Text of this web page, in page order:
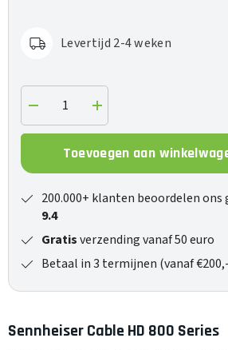
Levertijd 2-4 weken
Verlaag
de
hoeveelheid
HD
Series
Verhoog
de
hoeveelheid
Cable
HD
Series
Toevoegen aan
200.000+ klanten beoordelen
9.4
Gratisverzending vanaf 50 euro
Betaal in 3 termijnen (vanaf
Sennheiser Cable HD 800 Series